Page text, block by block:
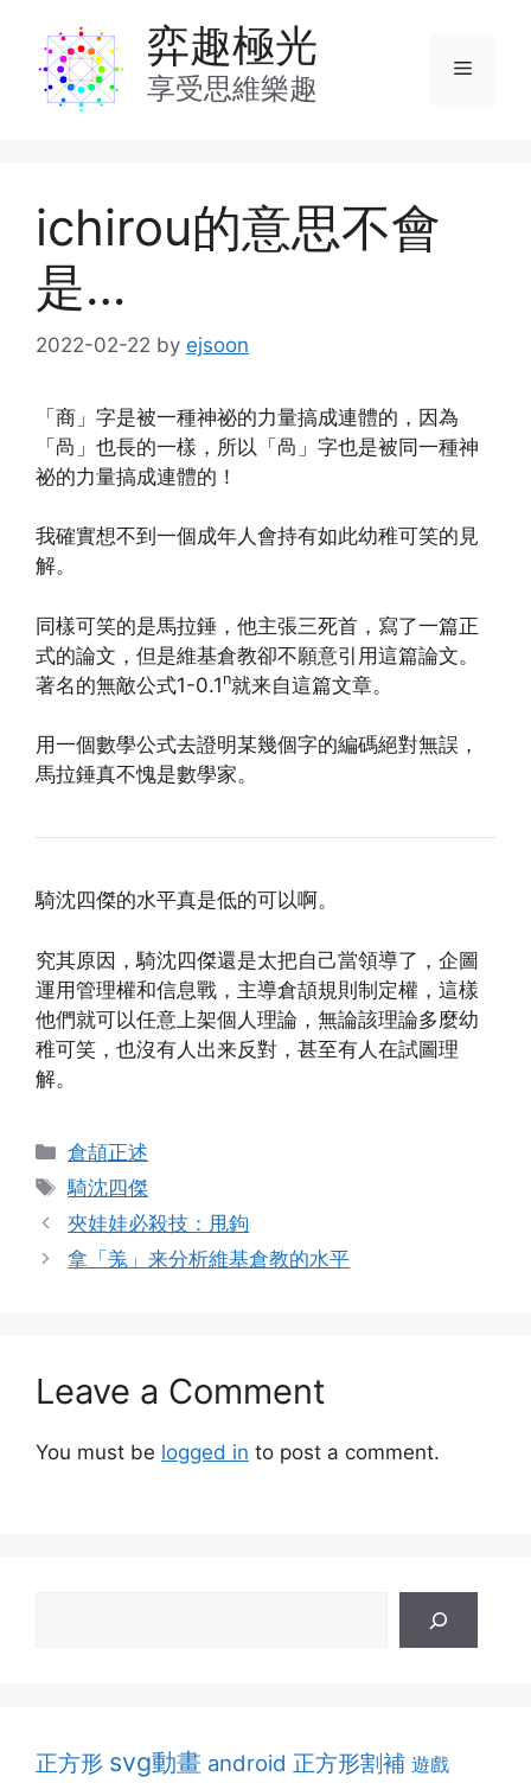
content
弈趣極光
享受思維樂趣
Menu
ichirou的意思不會
是…
2022-02-22 by ejsoon
「商」字是被一種神祕的力量搞成連體的，因為
「咼」也長的一樣，所以「咼」字也是被同一種神
祕的力量搞成連體的！
我確實想不到一個成年人會持有如此幼稚可笑的見
解。
同樣可笑的是馬拉錘，他主張三死首，寫了一篇正
式的論文，但是維基倉教卻不願意引用這篇論文。
著名的無敵公式1-0.1 n就来自這篇文章。
用一個數學公式去證明某幾個字的編碼絕對無誤，
馬拉錘真不愧是數學家。
騎沈四傑的水平真是低的可以啊。
究其原因，騎沈四傑還是太把自己當領導了，企圖
運用管理權和信息戰，主導倉頡規則制定權，這樣
他們就可以任意上架個人理論，無論該理論多麼幼
稚可笑，也沒有人出来反對，甚至有人在試圖理
解。
Categories
倉頡正述
Tags
騎沈四傑
夾娃娃必殺技：甩鉤
拿「羗」来分析維基倉教的水平
Leave a Comment
You must be logged in to post a comment.
正方形 svg動畫 android 正方形割補 遊戲